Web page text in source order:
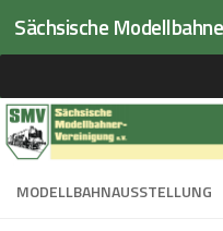
Zum Inhalt springen
MODELLBAHNAUSSTELLUNG